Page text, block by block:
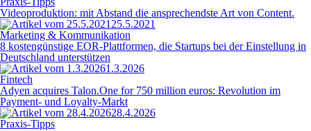
Videoproduktion: mit Abstand die ansprechendste Art von Content.
25.5.2021
Marketing & Kommunikation
8 kostengünstige EOR-Plattformen, die Startups bei der Einstellung in
Deutschland unterstützen
1.3.2026
Fintech
Adyen acquires Talon.One for 750 million euros: Revolution im
Payment- und Loyalty-Markt
28.4.2026
Praxis-Tipps